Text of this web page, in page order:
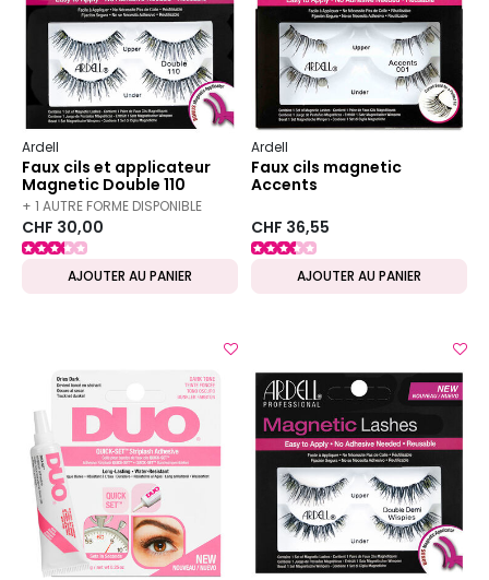
Ardell
Faux cils et applicateur
Magnetic Double 110
+ 1 AUTRE FORME DISPONIBLE
CHF 30,00
AJOUTER AU PANIER
Ardell
Faux cils magnetic
Accents
CHF 36,55
AJOUTER AU PANIER